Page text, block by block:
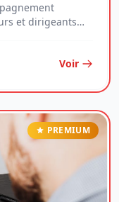
et dirigeants
Voir
PREMIUM